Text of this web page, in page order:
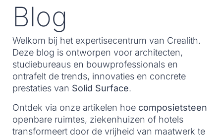
Blog
Welkom bij het expertisecentrum van Crealith.
Deze blog is ontworpen voor architecten,
studiebureaus en bouwprofessionals en
ontrafelt de trends, innovaties en concrete
prestaties van Solid Surface.
Ontdek via onze artikelen hoe composietsteen
openbare ruimtes, ziekenhuizen of hotels
transformeert door de vrijheid van maatwerk te